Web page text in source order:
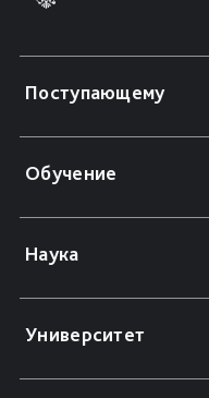
Поступающему
Обучение
Наука
Университет